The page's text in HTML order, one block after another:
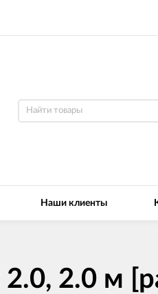
Наши клиенты
2.0 м